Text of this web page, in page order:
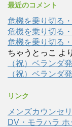
最近のコメント
危機を乗り切る
危機を乗り切る
危機を乗り切る
ちゃうとっこ より
（祝）ベランダ
（祝）ベランダ
リンク
メンズカウンセ
DV・モラハラ ホ